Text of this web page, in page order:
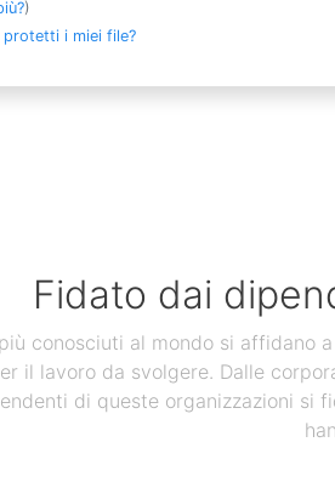
)
protetti i miei file?
Fidato dai
conosciuti al mondo si affidano
il lavoro da svolgere. Dalle
di queste organizzazioni